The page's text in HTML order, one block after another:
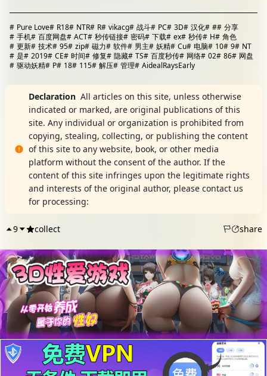
# Pure Love# R18# NTR# R# vikacg# 战斗# PC# 3D# 汉化# ## 分享
# 手机# 百度网盘# ACT# 秒传链接# 密码# 下载# ex# 秒传# H# 角色
# 更新# 技术# 95# zip# 磁力# 软件# 男主# 妖精# Cu# 电脑# 10# 9# NT
# 是# 2019# CE# 时间# 修复# 隐藏# TS# 百度秒传# 网络# 02# 86# 网盘
# 驱动妖精# P# 18# 115# 解压# 管理# AidealRaysEarly
Declaration All articles on this site, unless otherwise
indicated or marked, are original publications of this
site. Any individual or organization is prohibited from
copying, stealing, collecting, or publishing the content
of this site to any website, book, or other media
platform without the consent of the author. If the
content of this site infringes upon the legitimate rights
and interests of the original author, please contact us
for processing:
9 collect share